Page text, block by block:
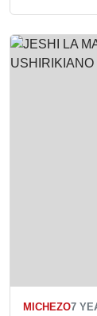
MICHEZO7